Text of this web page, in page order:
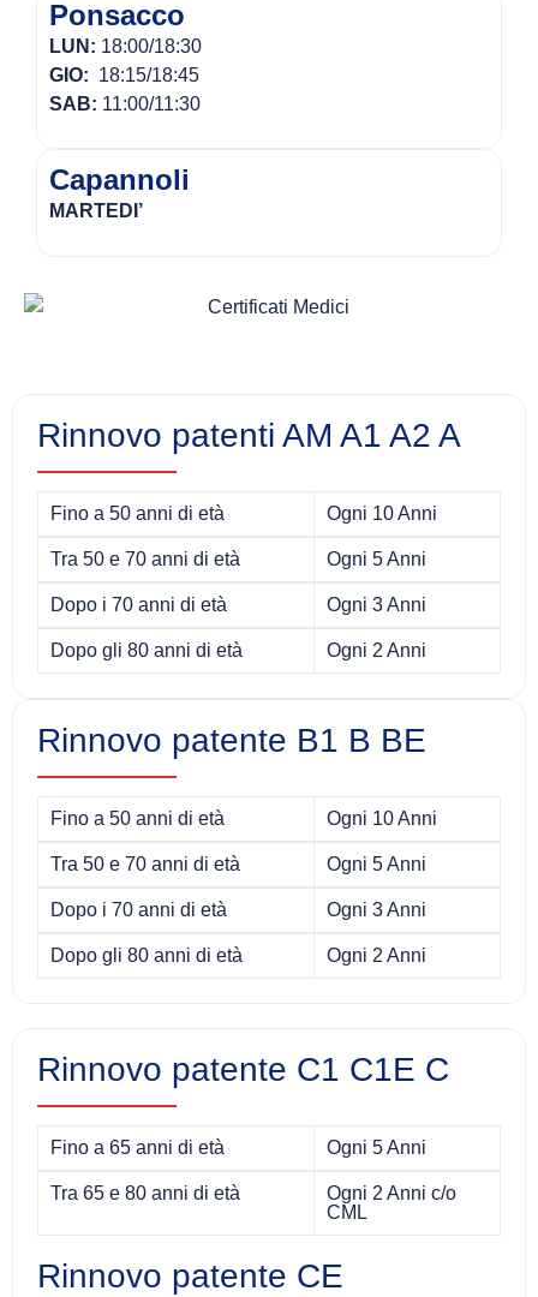
Ponsacco
LUN: 18:00/18:30
GIO: 18:15/18:45
SAB: 11:00/11:30
Capannoli
MARTEDI’
Rinnovo patenti AM A1 A2 A
Fino a 50 anni di età Ogni 10 Anni
Tra 50 e 70 anni di età Ogni 5 Anni
Dopo i 70 anni di età Ogni 3 Anni
Dopo gli 80 anni di età Ogni 2 Anni
Rinnovo patente B1 B BE
Fino a 50 anni di età Ogni 10 Anni
Tra 50 e 70 anni di età Ogni 5 Anni
Dopo i 70 anni di età Ogni 3 Anni
Dopo gli 80 anni di età Ogni 2 Anni
Rinnovo patente C1 C1E C
Fino a 65 anni di età Ogni 5 Anni
Tra 65 e 80 anni di età
Ogni 2 Anni c/o
CML
Rinnovo patente CE